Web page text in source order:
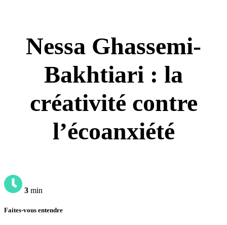
Nessa Ghassemi-
Bakhtiari : la
créativité contre
l’écoanxiété
3 min
Faites-vous entendre